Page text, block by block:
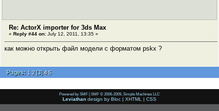
Re: ActorX importer for 3ds Max
« Reply #44 on: July 12, 2011, 13:35 »
как можно открыть файл модели с форматом pskx ?
Pages: 1 2[3]4 5
Powered by SMF | SMF © 2006-2009, Simple Machines LLC
Leviathan design by Bloc | XHTML | CSS